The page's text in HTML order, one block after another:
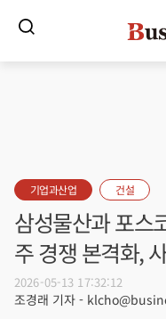
기업과산업 건설
삼성물산과 포스
주 경쟁 본격화,
2026-05-13 17:32:12
조경래 기자 -